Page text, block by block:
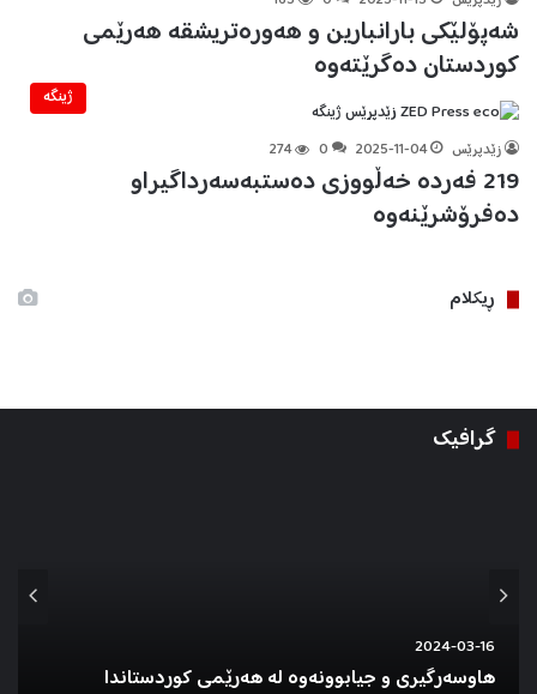
شه‌پۆلێكی بارانبارین و هەورەتریشقە هه‌رێمی
كوردستان ده‌گرێته‌وه‌
ژینگه‌
زێدپرێس 2025-11-04
0
274
219 فەردە خەڵووزی دەستبەسەرداگیراو
دەفرۆشرێنەوە
ڕیكلام
گرافیك
2024-03-16
هاوسەرگیری و جیابوونەوە لە هەرێمی کوردستاندا